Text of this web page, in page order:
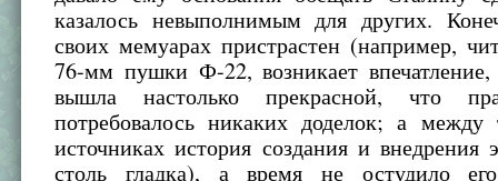
казалось невыполнимым для других.
своих мемуарах пристрастен (например,
76-мм пушки Ф-22, возникает впечатление,
вышла настолько прекрасной, что
потребовалось никаких доделок; а
источниках история создания и
столь гладка), а время не остудило